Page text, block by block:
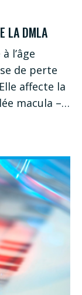
LA DMLA
l’âge
de perte
affecte la
macula –…